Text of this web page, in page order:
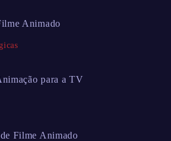
Animado
para a TV
Filme Animado